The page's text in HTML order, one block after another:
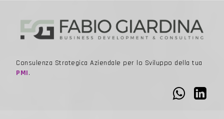
Consulenza Strategica Aziendale per lo Sviluppo della tua
PMI.